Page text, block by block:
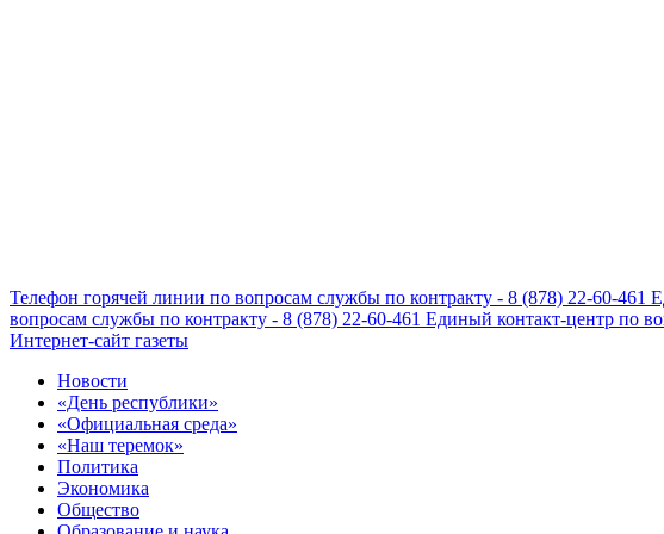
Телефон горячей линии по вопросам службы по контракту - 8 (878) 22-60-461
вопросам службы по контракту - 8 (878) 22-60-461 Единый контакт-центр по
Интернет-сайт газеты
Новости
«День республики»
«Официальная среда»
«Наш теремок»
Политика
Экономика
Общество